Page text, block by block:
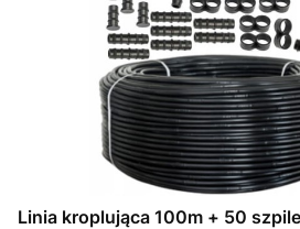
Linia kroplująca 100m + 50